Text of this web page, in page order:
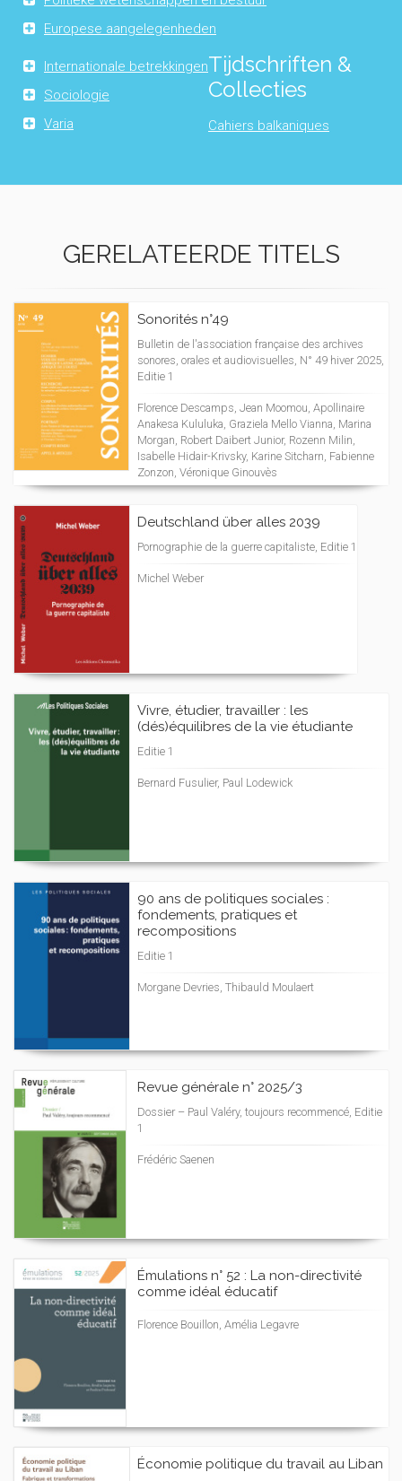
Europese aangelegenheden
Internationale betrekkingen
Sociologie
Varia
Tijdschriften &
Collecties
Cahiers balkaniques
GERELATEERDE TITELS
Sonorités n°49
Bulletin de l'association française des archives
sonores, orales et audiovisuelles, N° 49 hiver 2025,
Editie 1
Florence Descamps, Jean Moomou, Apollinaire
Anakesa Kululuka, Graziela Mello Vianna, Marina
Morgan, Robert Daibert Junior, Rozenn Milin,
Isabelle Hidair-Krivsky, Karine Sitcharn, Fabienne
Zonzon, Véronique Ginouvès
Deutschland über alles 2039
Pornographie de la guerre capitaliste, Editie 1
Michel Weber
Vivre, étudier, travailler : les
(dés)équilibres de la vie étudiante
Editie 1
Bernard Fusulier, Paul Lodewick
90 ans de politiques sociales :
fondements, pratiques et
recompositions
Editie 1
Morgane Devries, Thibauld Moulaert
Revue générale n° 2025/3
Dossier – Paul Valéry, toujours recommencé, Editie
1
Frédéric Saenen
Émulations n° 52 : La non-directivité
comme idéal éducatif
Florence Bouillon, Amélia Legavre
Économie politique du travail au Liban